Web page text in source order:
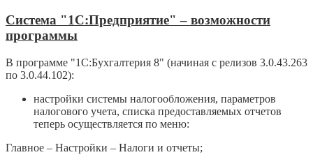
Система "1С:Предприятие" – возможности
программы
В программе "1С:Бухгалтерия 8" (начиная с релизов 3.0.43.263
по 3.0.44.102):
настройки системы налогообложения, параметров
налогового учета, списка предоставляемых отчетов
теперь осуществляется по меню:
Главное – Настройки – Налоги и отчеты;